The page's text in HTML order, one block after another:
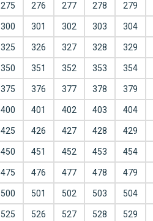
275 276 277 278 279
300 301 302 303 304
325 326 327 328 329
350 351 352 353 354
375 376 377 378 379
400 401 402 403 404
425 426 427 428 429
450 451 452 453 454
475 476 477 478 479
500 501 502 503 504
525 526 527 528 529